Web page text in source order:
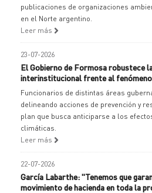
publicaciones de organizaciones
en el Norte argentino.
Leer más
23-07-2026
El Gobierno de Formosa robustece
interinstitucional frente al
Funcionarios de distintas áreas
delineando acciones de prevención y
plan que busca anticiparse a los
climáticas.
Leer más
22-07-2026
García Labarthe: "Tenemos que
movimiento de hacienda en toda la